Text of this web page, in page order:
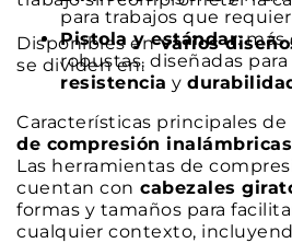
Disponibles envarios
se dividen en:
para trabajos que
Pistola y estándar:
robustas, diseñadas
resistencia y
Características principales de
de compresión inalámbricas
Las herramientas de
cuentan con cabezales
formas y tamaños para
cualquier contexto,